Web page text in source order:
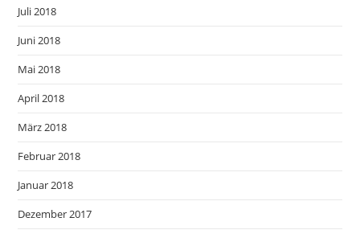
Juli 2018
Juni 2018
Mai 2018
April 2018
März 2018
Februar 2018
Januar 2018
Dezember 2017